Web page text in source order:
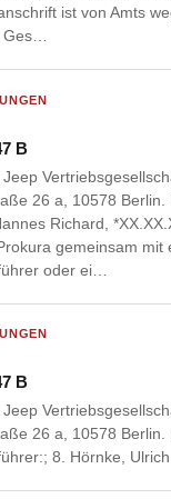
ist von Amts
B
26 a, 10578 Berlin.
Richard,
gemeinsam mit
oder ei…
B
26 a, 10578 Berlin.
8. Hörnke,